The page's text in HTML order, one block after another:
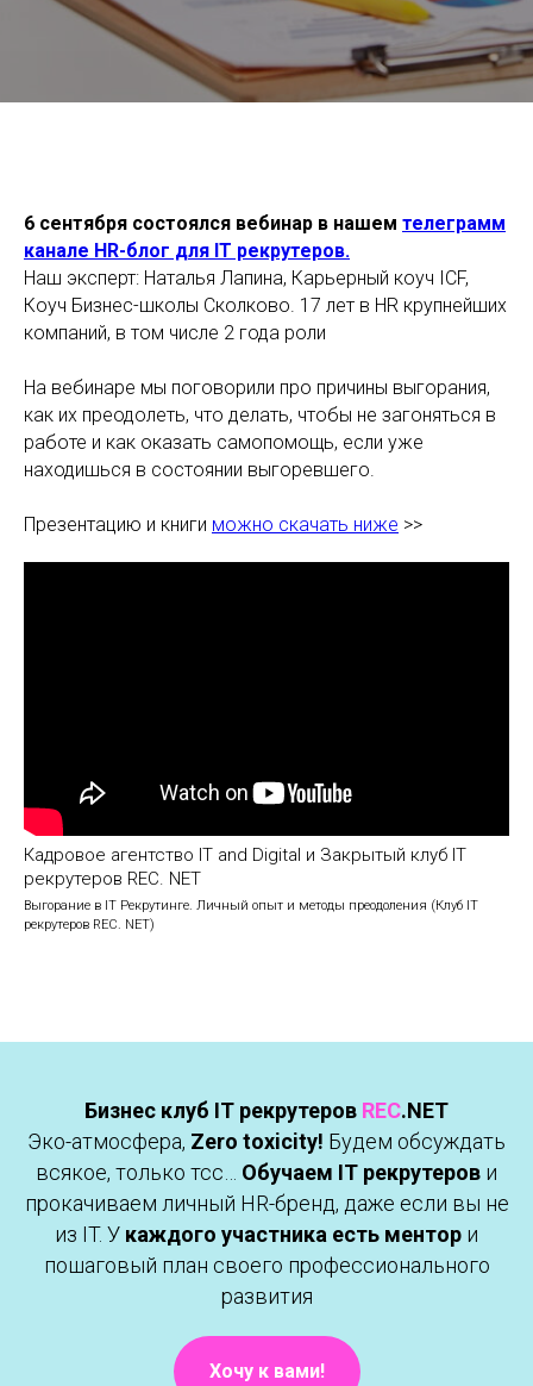
6 сентября состоялся вебинар в нашем телеграмм
канале HR-блог для IT рекрутеров.
Наш эксперт: Наталья Лапина, Карьерный коуч ICF,
Коуч Бизнес-школы Сколково. 17 лет в HR крупнейших
компаний, в том числе 2 года роли
На вебинаре мы поговорили про причины выгорания,
как их преодолеть, что делать, чтобы не загоняться в
работе и как оказать самопомощь, если уже
находишься в состоянии выгоревшего.
Презентацию и книги можно скачать ниже >>
Кадровое агентство IT and Digital и Закрытый клуб IT
рекрутеров REC. NET
Выгорание в IT Рекрутинге. Личный опыт и методы преодоления (Клуб IT
рекрутеров REC. NET)
Бизнес клуб IT рекрутеров REC.NET
Эко-атмосфера, Zero toxicity! Будем обсуждать
всякое, только тсс… Обучаем IT рекрутеров и
прокачиваем личный HR-бренд, даже если вы не
из IT. У каждого участника есть ментор и
пошаговый план своего профессионального
развития
Хочу к вами!